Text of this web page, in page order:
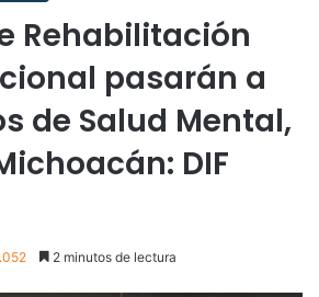
Rehabilitación
pasarán a
de Salud Mental,
DIF
2 minutos de lectura